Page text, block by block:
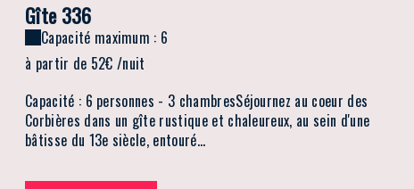
Gîte 336
Capacité maximum : 6
à partir de 52€ /nuit
Capacité : 6 personnes - 3 chambresSéjournez au coeur des
Corbières dans un gîte rustique et chaleureux, au sein d'une
bâtisse du 13e siècle, entouré...